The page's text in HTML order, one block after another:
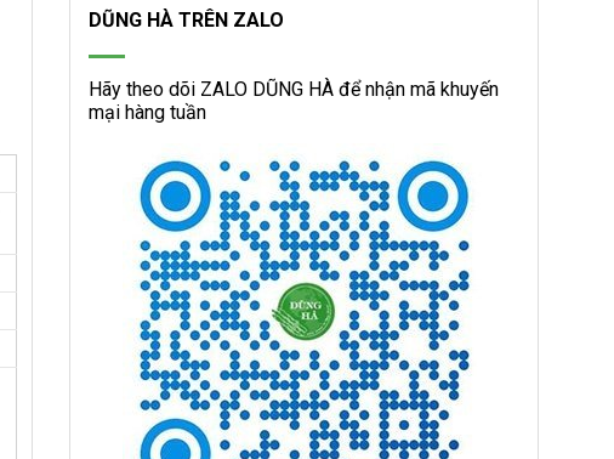
DŨNG HÀ TRÊN ZALO
Hãy theo dõi ZALO DŨNG HÀ để nhận mã khuyến
mại hàng tuần